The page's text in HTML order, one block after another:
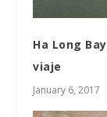
Ha Long
viaje
January 6, 2017